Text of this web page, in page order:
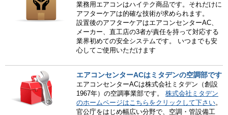
業務用エアコンはハイテク商品です。それだけに
アフターケアは的確な技術が求められます。
設置後のアフターケアはエアコンセンターAC、
メーカー、直工店の3者が責任を持って対応する
業界初めての安全システムです。 いつまでも安
心してご使用いただけます
エアコンセンターACはミタデンの空調部です
エアコンセンターACは株式会社ミタデン（創設
1967年）の空調事業部です。 株式会社ミタデン
のホームページはこちらをクリックして下さい。
官公庁をはじめ幅広い分野で、空調・管設備工